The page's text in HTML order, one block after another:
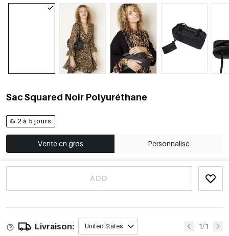
Sac Squared Noir Polyuréthane
2 à 5 jours
Vente en gros Personnalisé
ADD
Livraison: United States 1/1